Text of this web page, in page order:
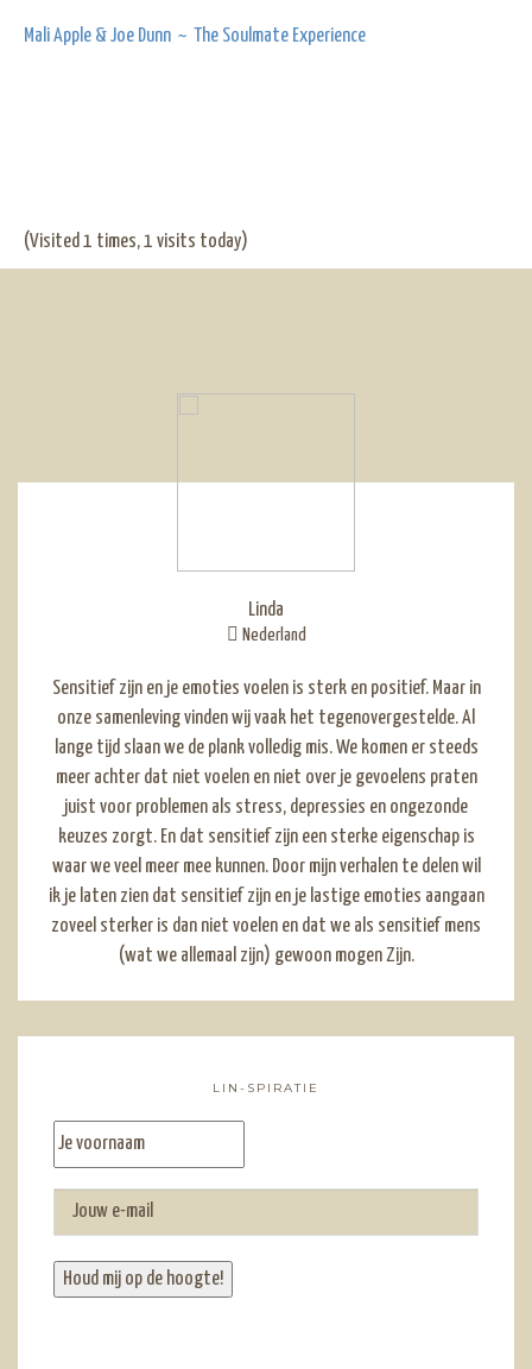
Mali Apple & Joe Dunn ~ The Soulmate Experience
(Visited 1 times, 1 visits today)
Linda
Nederland
Sensitief zijn en je emoties voelen is sterk en positief. Maar in
onze samenleving vinden wij vaak het tegenovergestelde. Al
lange tijd slaan we de plank volledig mis. We komen er steeds
meer achter dat niet voelen en niet over je gevoelens praten
juist voor problemen als stress, depressies en ongezonde
keuzes zorgt. En dat sensitief zijn een sterke eigenschap is
waar we veel meer mee kunnen. Door mijn verhalen te delen wil
ik je laten zien dat sensitief zijn en je lastige emoties aangaan
zoveel sterker is dan niet voelen en dat we als sensitief mens
(wat we allemaal zijn) gewoon mogen Zijn.
LIN-SPIRATIE